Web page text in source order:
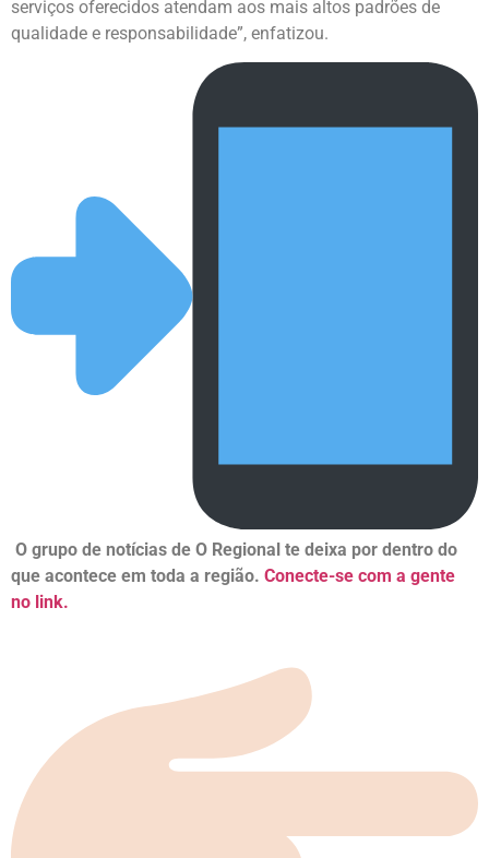
serviços oferecidos atendam aos mais altos padrões de
qualidade e responsabilidade”, enfatizou.
O grupo de notícias de O Regional te deixa por dentro do
que acontece em toda a região. Conecte-se com a gente
no link.